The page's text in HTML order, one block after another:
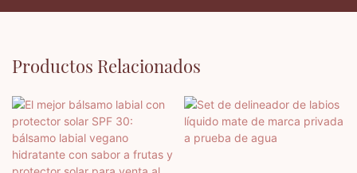
Productos Relacionados